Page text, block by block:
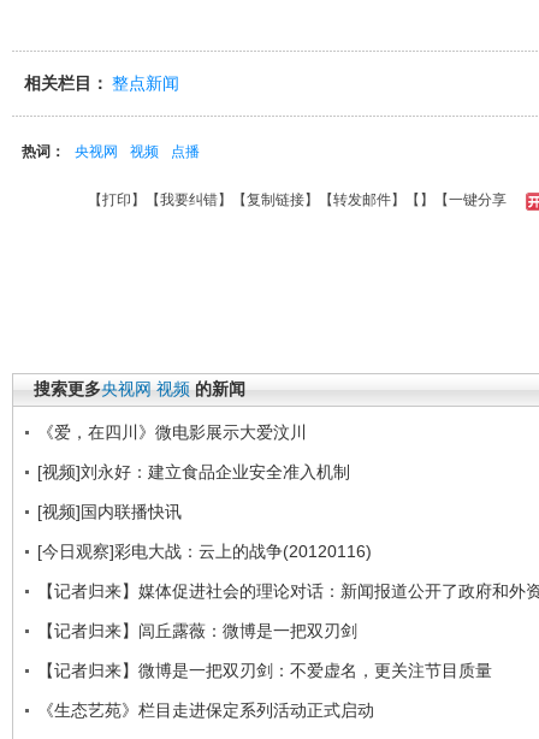
相关栏目： 整点新闻
热词： 央视网 视频 点播
【打印 】【我要纠错】【复制链接】【转发邮件】【 】 【一键分享
搜索更多央视网 视频 的新闻
《爱，在四川》微电影展示大爱汶川
[视频]刘永好：建立食品企业安全准入机制
[视频]国内联播快讯
[今日观察]彩电大战：云上的战争(20120116)
【记者归来】媒体促进社会的理论对话：新闻报道公开了政府和外
【记者归来】闾丘露薇：微博是一把双刃剑
【记者归来】微博是一把双刃剑：不爱虚名，更关注节目质量
《生态艺苑》栏目走进保定系列活动正式启动